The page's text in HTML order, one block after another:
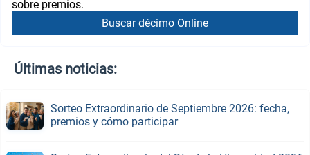
sobre premios.
Buscar décimo Online
Últimas noticias:
Sorteo Extraordinario de Septiembre 2026: fecha,
premios y cómo participar